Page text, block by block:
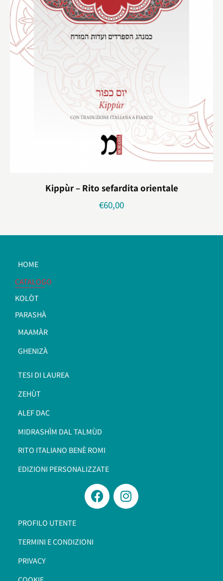
Kippùr – Rito sefardita orientale
€60,00
HOME
CATALOGO
KOLÒT
PARASHÀ
MAAMÀR
GHENIZÀ
TESI DI LAUREA
ZEHÙT
ALEF DAC
MIDRASHÌM DAL TALMÙD
RITO ITALIANO BENÈ ROMI​
EDIZIONI PERSONALIZZATE
PROFILO UTENTE
TERMINI E CONDIZIONI
PRIVACY